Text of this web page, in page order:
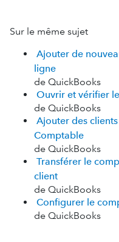
Sur le même sujet
Ajouter de
ligne
de QuickBooks
Ouvrir et vérifier
de QuickBooks
Ajouter des
Comptable
de QuickBooks
Transférer le
client
de QuickBooks
Configurer le
de QuickBooks